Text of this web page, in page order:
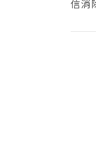
信消